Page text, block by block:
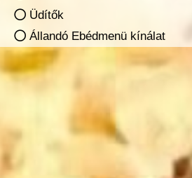
Üdítők
Állandó Ebédmenü kínálat